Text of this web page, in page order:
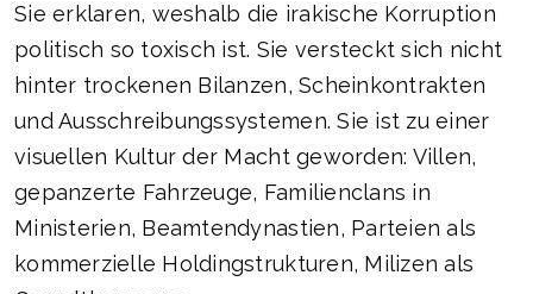
Sie erklaren, weshalb die irakische Korruption
politisch so toxisch ist. Sie versteckt sich nicht
hinter trockenen Bilanzen, Scheinkontrakten
und Ausschreibungssystemen. Sie ist zu einer
visuellen Kultur der Macht geworden: Villen,
gepanzerte Fahrzeuge, Familienclans in
Ministerien, Beamtendynastien, Parteien als
kommerzielle Holdingstrukturen, Milizen als